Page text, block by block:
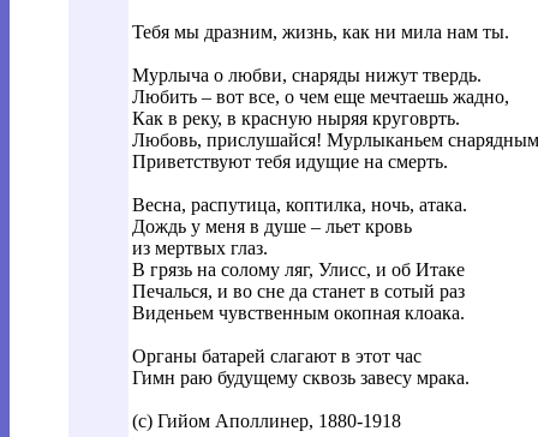
Тебя мы дразним, жизнь, как ни мила нам ты.
Мурлыча о любви, снаряды нижут твердь.
Любить – вот все, о чем еще мечтаешь жадно,
Как в реку, в красную ныряя круговрть.
Любовь, прислушайся! Мурлыканьем снарядным
Приветствуют тебя идущие на смерть.
Весна, распутица, коптилка, ночь, атака.
Дождь у меня в душе – льет кровь
из мертвых глаз.
В грязь на солому ляг, Улисс, и об Итаке
Печалься, и во сне да станет в сотый раз
Виденьем чувственным окопная клоака.
Органы батарей слагают в этот час
Гимн раю будущему сквозь завесу мрака.
(с) Гийом Аполлинер, 1880-1918